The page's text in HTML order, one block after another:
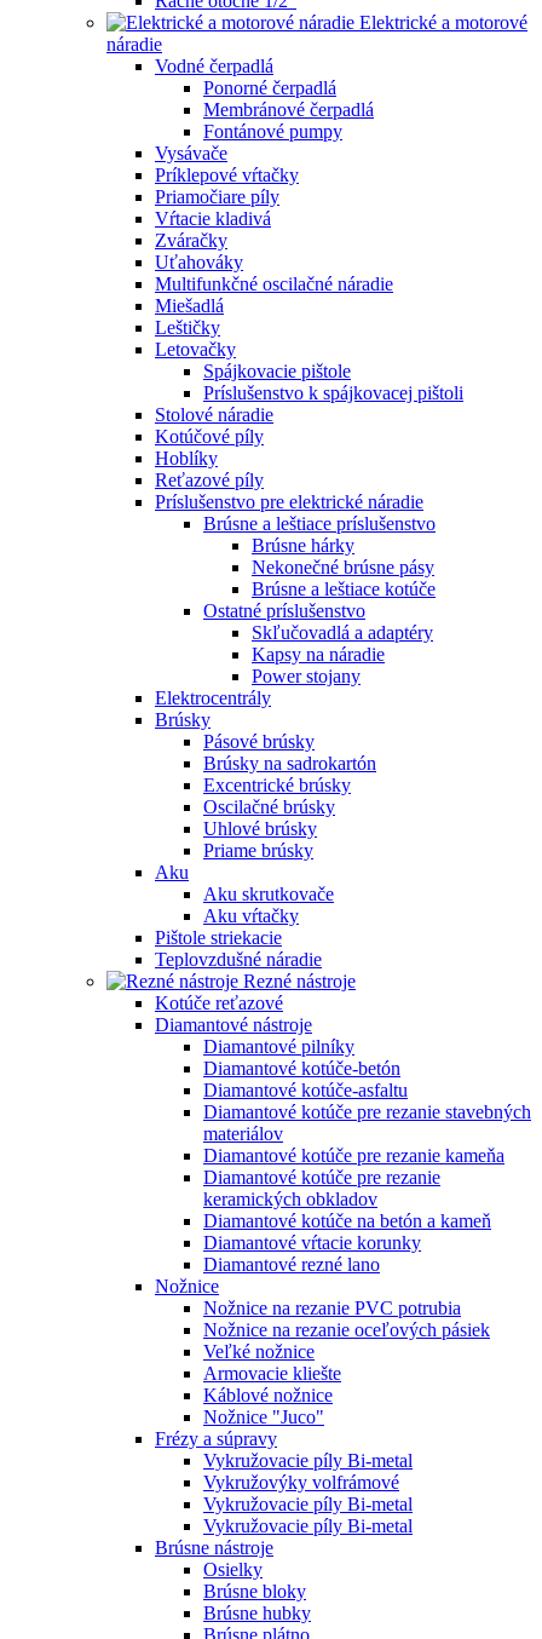
Elektrické a motorové
náradie
Vodné čerpadlá
Ponorné čerpadlá
Membránové čerpadlá
Fontánové pumpy
Vysávače
Príklepové vŕtačky
Priamočiare píly
Vŕtacie kladivá
Zváračky
Uťahováky
Multifunkčné oscilačné náradie
Miešadlá
Leštičky
Letovačky
Spájkovacie pištole
Príslušenstvo k spájkovacej pištoli
Stolové náradie
Kotúčové píly
Hoblíky
Reťazové píly
Príslušenstvo pre elektrické náradie
Brúsne a leštiace príslušenstvo
Brúsne hárky
Nekonečné brúsne pásy
Brúsne a leštiace kotúče
Ostatné príslušenstvo
Skľučovadlá a adaptéry
Kapsy na náradie
Power stojany
Elektrocentrály
Brúsky
Pásové brúsky
Brúsky na sadrokartón
Excentrické brúsky
Oscilačné brúsky
Uhlové brúsky
Priame brúsky
Aku
Aku skrutkovače
Aku vŕtačky
Pištole striekacie
Teplovzdušné náradie
Rezné nástroje
Kotúče reťazové
Diamantové nástroje
Diamantové pilníky
Diamantové kotúče-betón
Diamantové kotúče-asfaltu
Diamantové kotúče pre rezanie stavebných
materiálov
Diamantové kotúče pre rezanie kameňa
Diamantové kotúče pre rezanie
keramických obkladov
Diamantové kotúče na betón a kameň
Diamantové vŕtacie korunky
Diamantové rezné lano
Nožnice
Nožnice na rezanie PVC potrubia
Nožnice na rezanie oceľových pásiek
Veľké nožnice
Armovacie kliešte
Káblové nožnice
Nožnice "Juco"
Frézy a súpravy
Vykružovacie píly Bi-metal
Vykružovýky volfrámové
Vykružovacie píly Bi-metal
Vykružovacie píly Bi-metal
Brúsne nástroje
Osielky
Brúsne bloky
Brúsne hubky
Brúsne plátno